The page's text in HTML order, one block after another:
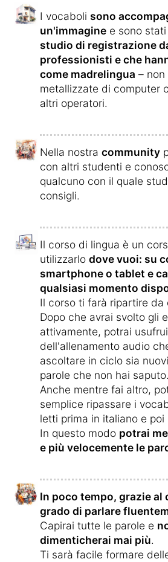
I vocaboli sono
un'immagine e sono
studio di registrazione
professionisti e che
come madrelingua – non
metallizzate di computer
altri operatori.
Nella nostra community
con altri studenti e
qualcuno con il quale
consigli.
Il corso di lingua è un
utilizzarlo dove vuoi: su
smartphone o tablet e
qualsiasi momento
Il corso ti farà ripartire da
Dopo che avrai svolto gli
attivamente, potrai
dell'allenamento audio
ascoltare in ciclo sia
parole che non hai saputo.
Anche mentre fai altro,
semplice ripassare i
letti prima in italiano e poi
In questo modo potrai
e più velocemente le
In poco tempo, grazie al
grado di parlare
Capirai tutte le parole e
dimenticherai mai più.
Ti sarà facile formare